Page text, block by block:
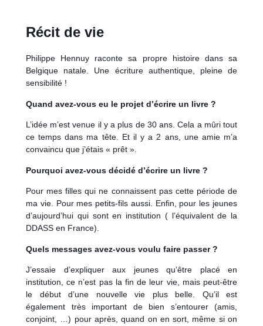
Récit de vie
Philippe Hennuy raconte sa propre histoire dans sa
Belgique natale. Une écriture authentique, pleine de
sensibilité !
Quand avez-vous eu le projet d’écrire un livre ?
L’idée m’est venue il y a plus de 30 ans. Cela a mûri tout
ce temps dans ma tête. Et il y a 2 ans, une amie m’a
convaincu que j’étais « prêt ».
Pourquoi avez-vous décidé d’écrire un livre ?
Pour mes filles qui ne connaissent pas cette période de
ma vie. Pour mes petits-fils aussi. Enfin, pour les jeunes
d’aujourd’hui qui sont en institution ( l’équivalent de la
DDASS en France).
Quels messages avez-vous voulu faire passer ?
J’essaie d’expliquer aux jeunes qu’être placé en
institution, ce n’est pas la fin de leur vie, mais peut-être
le début d’une nouvelle vie plus belle. Qu’il est
également très important de bien s’entourer (amis,
conjoint, …) pour après, quand on en sort, même si on